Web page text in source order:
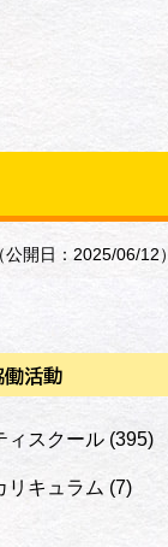
（公開日：2025/06/12）
働活動
ィスクール (395)
リキュラム (7)